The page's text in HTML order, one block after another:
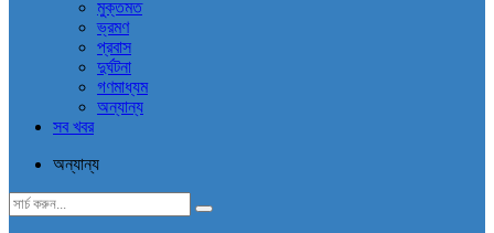
মুক্তমত
ভ্রমণ
প্রবাস
দুর্ঘটনা
গণমাধ্যম
অন্যান্য
সব খবর
অন্যান্য